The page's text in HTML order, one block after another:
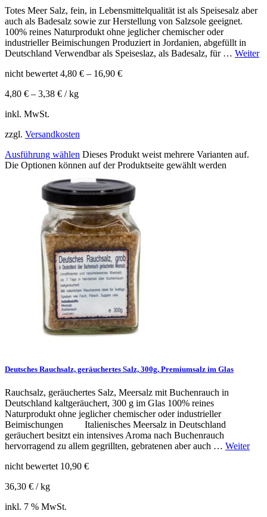
Totes Meer Salz, fein, in Lebensmittelqualität ist als Speisesalz aber
auch als Badesalz sowie zur Herstellung von Salzsole geeignet.
100% reines Naturprodukt ohne jeglicher chemischer oder
industrieller Beimischungen Produziert in Jordanien, abgefüllt in
Deutschland Verwendbar als Speiseslaz, als Badesalz, für … Weiter
nicht bewertet 4,80 € – 16,90 €
4,80 € – 3,38 € /kg
inkl. MwSt.
zzgl. Versandkosten
Ausführung wählen Dieses Produkt weist mehrere Varianten auf.
Die Optionen können auf der Produktseite gewählt werden
Deutsches Rauchsalz, geräuchertes Salz, 300g, Premiumsalz im Glas
Rauchsalz, geräuchertes Salz, Meersalz mit Buchenrauch in
Deutschland kaltgeräuchert, 300 g im Glas 100% reines
Naturprodukt ohne jeglicher chemischer oder industrieller
Beimischungen Italienisches Meersalz in Deutschland
geräuchert besitzt ein intensives Aroma nach Buchenrauch
hervorragend zu allem gegrillten, gebratenen aber auch … Weiter
nicht bewertet 10,90 €
36,30 € /kg
inkl. 7 % MwSt.